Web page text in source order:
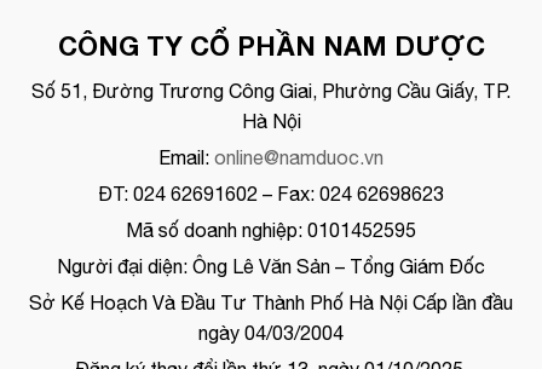
CÔNG TY CỔ PHẦN NAM DƯỢC
Số 51, Đường Trương Công Giai, Phường Cầu Giấy, TP.
Hà Nội
Email: online@namduoc.vn
ĐT: 024 62691602 – Fax: 024 62698623
Mã số doanh nghiệp: 0101452595
Người đại diện: Ông Lê Văn Sản – Tổng Giám Đốc
Sở Kế Hoạch Và Đầu Tư Thành Phố Hà Nội Cấp lần đầu
ngày 04/03/2004